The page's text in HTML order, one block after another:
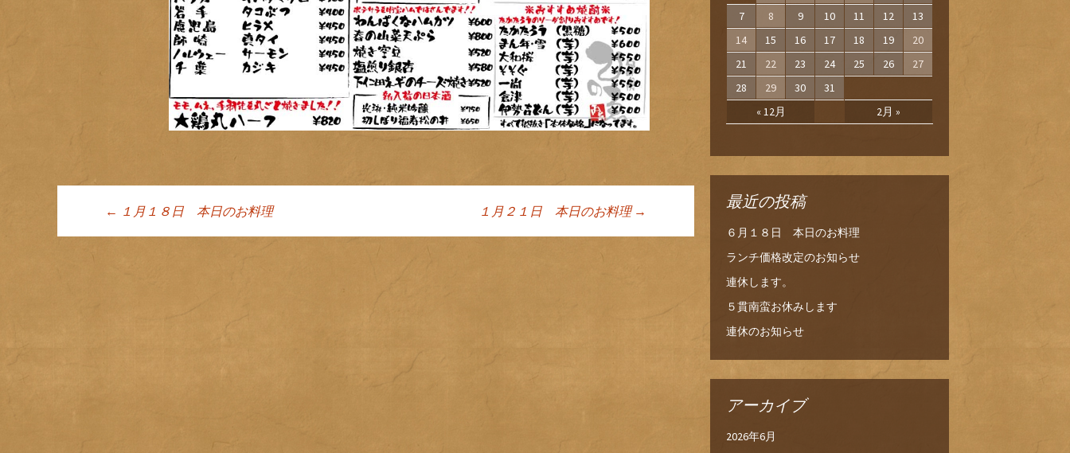
投稿ナビゲーション
← １月１８日 本日のお料理 １月２１日 本日のお料理 →
« 12月 2月 »
7
8 9 10 11 12
13
14
15 16 17 18 19
20
21
22 23 24 25 26
27
28
29 30 31
最近の投稿
６月１８日 本日のお料理
ランチ価格改定のお知らせ
連休します。
５貫南蛮お休みします
連休のお知らせ
アーカイブ
2026年6月